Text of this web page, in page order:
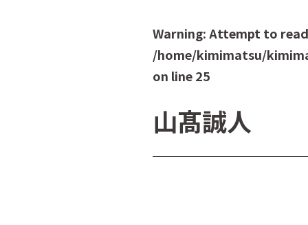
Warning: Attempt to
/home/kimimatsu/
on line25
山髙誠人